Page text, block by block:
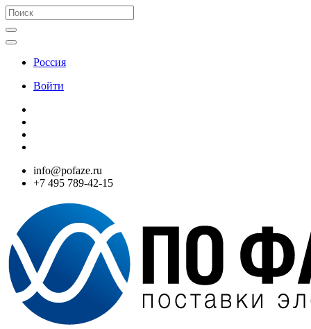
Россия
Войти
info@pofaze.ru
+7 495 789-42-15